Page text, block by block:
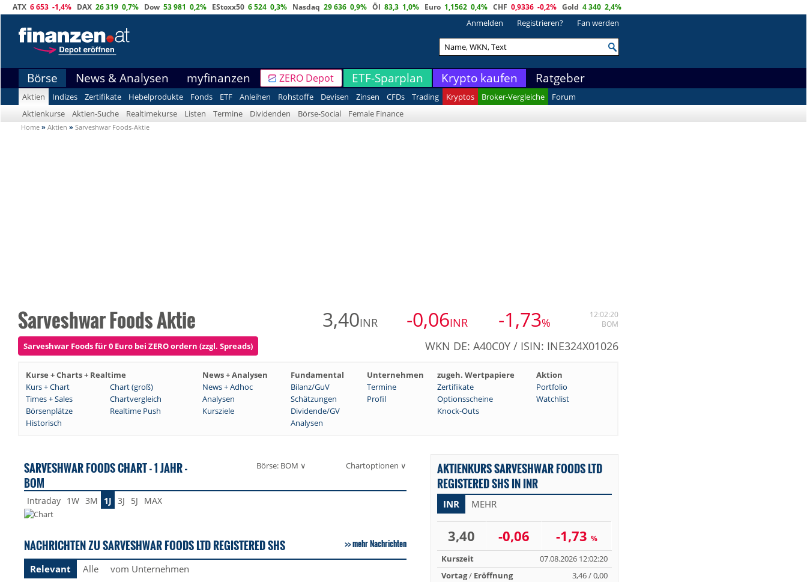
ATX 6 653 -1,4% DAX 26 319 0,7% Dow 53 981 0,2% EStoxx50 6 524 0,3% Nasdaq 29 636 0,9% Öl 83,3 1,0% Euro 1,1562 0,4% CHF 0,9336 -0,2% Gold 4 340 2,4%
Anmelden Registrieren? Fan werden
Börse News & Analysen myfinanzen ZERO Depot ETF-Sparplan Krypto kaufen Ratgeber
Aktien Indizes Zertifikate Hebelprodukte Fonds ETF Anleihen Rohstoffe Devisen Zinsen CFDs Trading Kryptos Broker-Vergleiche
Forum
Aktienkurse
Aktien-Suche Realtimekurse Listen Termine Dividenden Börse-Social Female Finance
Home » Aktien » Sarveshwar Foods-Aktie
Sarveshwar Foods Aktie 3,40INR -0,06INR -1,73%
12:02:20
BOM
Sarveshwar Foods für 0 Euro bei ZERO ordern (zzgl. Spreads) WKN DE: A40C0Y / ISIN: INE324X01026
Kurse + Charts + Realtime News + Analysen Fundamental Unternehmen zugeh. Wertpapiere
Aktion
Kurs + Chart
Chart (groß) News + Adhoc Bilanz/GuV Termine Zertifikate
Portfolio
Times + Sales
Chartvergleich Analysen Schätzungen Profil Optionsscheine
Watchlist
Börsenplätze
Realtime Push Kursziele Dividende/GV
Knock-Outs
Historisch
Analysen
SARVESHWAR FOODS CHART - 1 JAHR -
BOM
Börse: BOM ∨ Chartoptionen ∨
Intraday 1W 3M 1J 3J 5J MAX
NACHRICHTEN ZU SARVESHWAR FOODS LTD REGISTERED SHS mehr Nachrichten
Relevant Alle vom Unternehmen
AKTIENKURS SARVESHWAR FOODS LTD
REGISTERED SHS IN INR
INR MEHR
3,40 -0,06 -1,73 %
Kurszeit
07.08.2026 12:02:20
Vortag/ Eröffnung
3,46 / 0,00